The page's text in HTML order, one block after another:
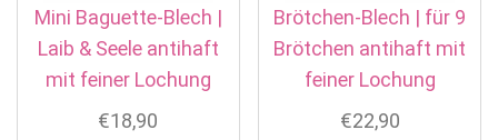
Mini Baguette-Blech |
Laib & Seele antihaft
mit feiner Lochung
€18,90
Brötchen-Blech | für 9
Brötchen antihaft mit
feiner Lochung
€22,90